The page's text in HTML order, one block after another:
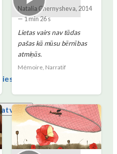
Piesakieties
Latviešu
Natalia Chernysheva, 2014
—1 min 26 s
Lietas vairs nav tādas
pašas kā mūsu bērnības
atmiņās.
Mémoire, Narratif